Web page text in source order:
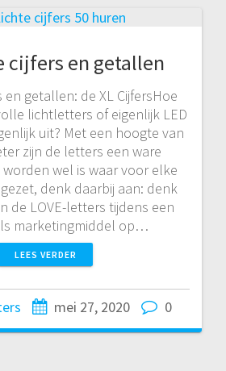
cijfers en getallen
en getallen: de XL CijfersHoe
lichtletters of eigenlijk LED
uit? Met een hoogte van
zijn de letters een ware
worden wel is waar voor elke
denk daarbij aan: denk
de LOVE-letters tijdens een
marketingmiddel op…
LEES VERDER
mei 27, 2020 0